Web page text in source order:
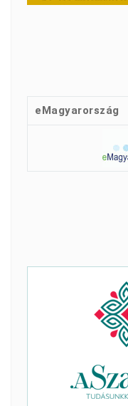
eMagyarország